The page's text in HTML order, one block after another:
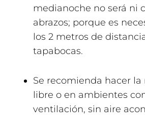
medianoche no será ni
abrazos; porque es
los 2 metros de
tapabocas.
Se recomienda hacer
libre o en ambientes
ventilación, sin aire